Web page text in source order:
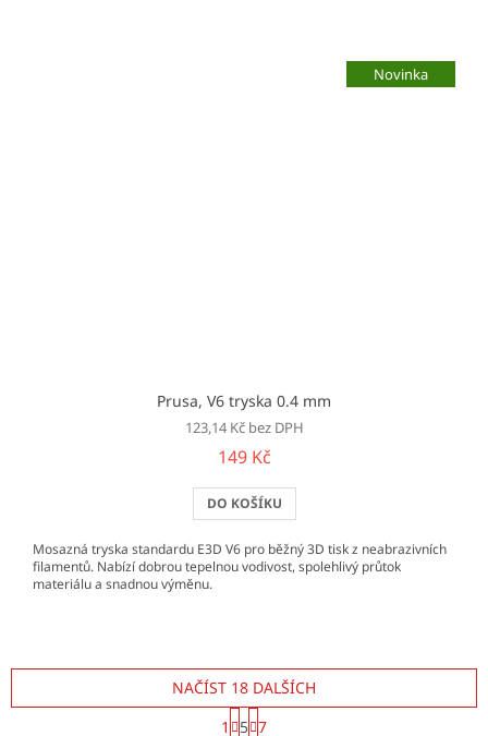
Novinka
Prusa, V6 tryska 0.4 mm
123,14 Kč bez DPH
149 Kč
DO KOŠÍKU
Mosazná tryska standardu E3D V6 pro běžný 3D tisk z neabrazivních
filamentů. Nabízí dobrou tepelnou vodivost, spolehlivý průtok
materiálu a snadnou výměnu.
NAČÍST 18 DALŠÍCH
S
1 5 7